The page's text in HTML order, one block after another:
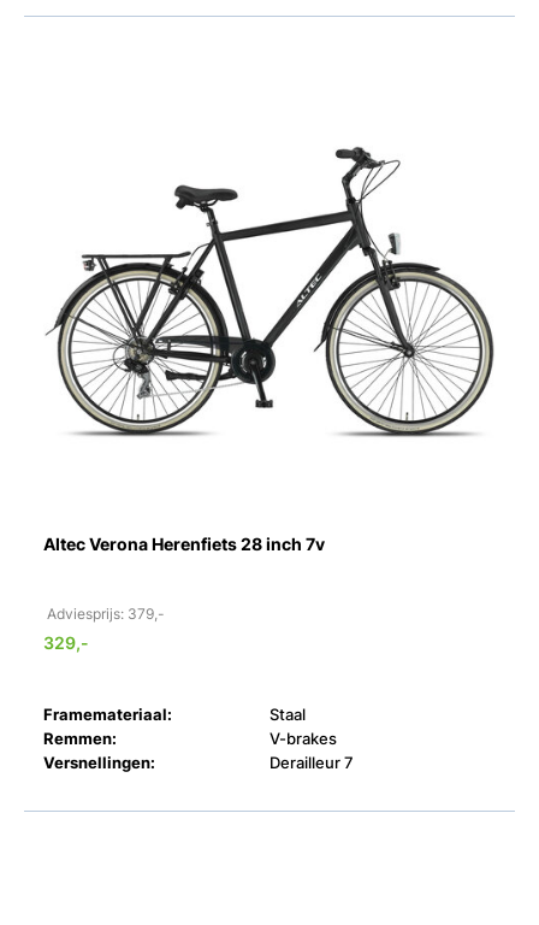
Altec Verona Herenfiets 28 inch 7v
Adviesprijs: 379,-
329,-
Framemateriaal:
Staal
Remmen:
V-brakes
Versnellingen:
Derailleur 7